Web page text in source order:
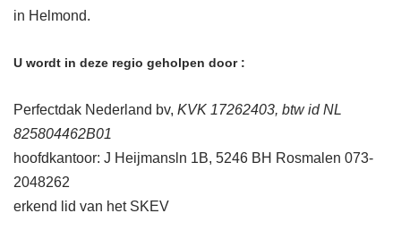
in Helmond.
U wordt in deze regio geholpen door :
Perfectdak Nederland bv, KVK 17262403, btw id NL
825804462B01
hoofdkantoor: J Heijmansln 1B, 5246 BH Rosmalen 073-
2048262
erkend lid van het SKEV